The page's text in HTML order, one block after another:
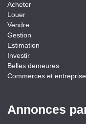
Acheter
Louer
Vendre
Gestion
Estimation
Investir
Belles demeures
Commerces et
Annonces